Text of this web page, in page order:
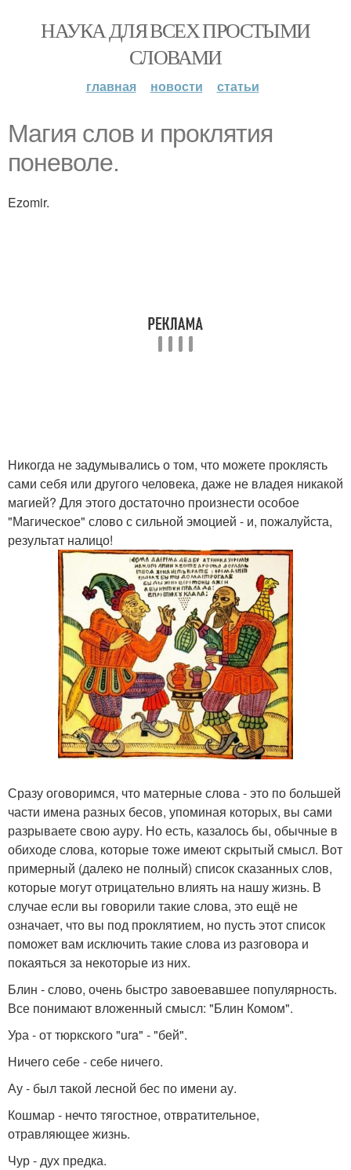
НАУКА ДЛЯ ВСЕХ ПРОСТЫМИ
СЛОВАМИ
главная новости статьи
Магия слов и проклятия
поневоле.
Ezomir.
Никогда не задумывались о том, что можете проклясть
сами себя или другого человека, даже не владея никакой
магией? Для этого достаточно произнести особое
"Магическое" слово с сильной эмоцией - и, пожалуйста,
результат налицо!
Сразу оговоримся, что матерные слова - это по большей
части имена разных бесов, упоминая которых, вы сами
разрываете свою ауру. Но есть, казалось бы, обычные в
обиходе слова, которые тоже имеют скрытый смысл. Вот
примерный (далеко не полный) список сказанных слов,
которые могут отрицательно влиять на нашу жизнь. В
случае если вы говорили такие слова, это ещё не
означает, что вы под проклятием, но пусть этот список
поможет вам исключить такие слова из разговора и
покаяться за некоторые из них.
Блин - слово, очень быстро завоевавшее популярность.
Все понимают вложенный смысл: "Блин Комом".
Ура - от тюркского "ura" - "бей".
Ничего себе - себе ничего.
Ау - был такой лесной бес по имени ау.
Кошмар - нечто тягостное, отвратительное,
отравляющее жизнь.
Чур - дух предка.